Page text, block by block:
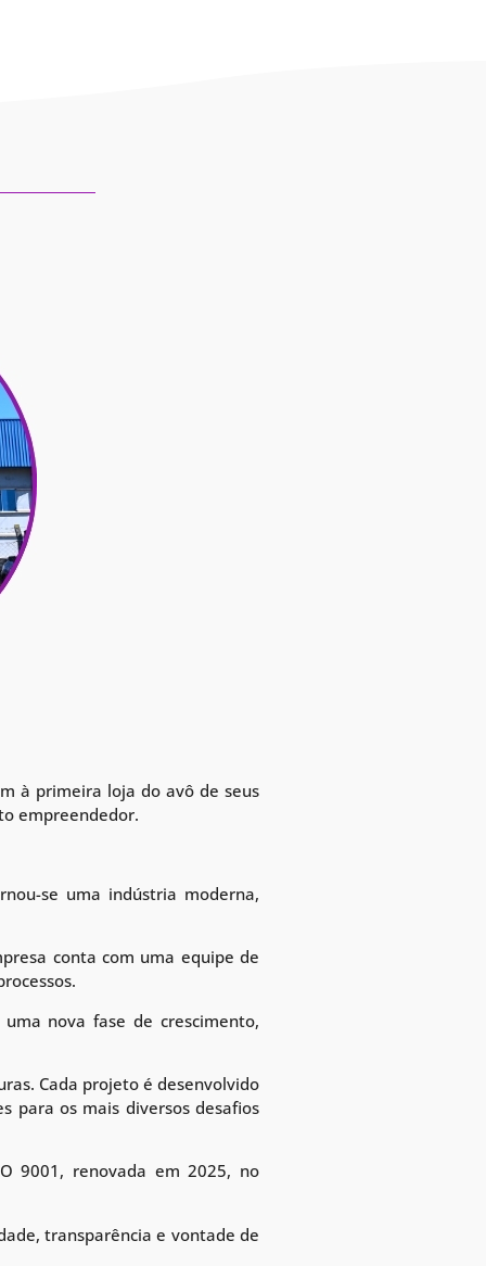
à primeira loja do avô de seus
empreendedor.
se uma indústria moderna,
conta com uma equipe de
nova fase de crescimento,
Cada projeto é desenvolvido
para os mais diversos desafios
9001, renovada em 2025, no
transparência e vontade de